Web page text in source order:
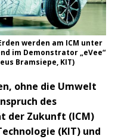
werden am ICM unter
im Demonstrator „eVee“
Bramsiepe, KIT)
ohne die Umwelt
des
der Zukunft (ICM)
(KIT) und